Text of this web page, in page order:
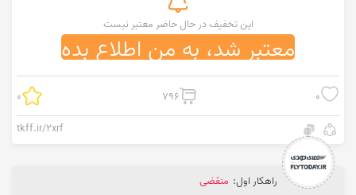
این تخفیف در حال حاضر معتبر نیست
معتبر شد، به من اطلاع بده
0
796
0
tkff.ir/2xrf
راهکار اول: منقضی